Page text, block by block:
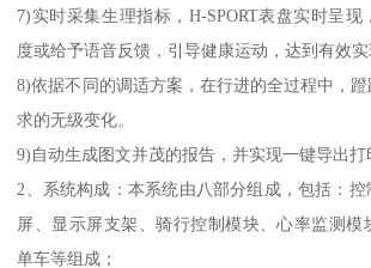
7)实时采集生理指标，H-SPORT表盘实时呈
度或给予语音反馈，引导健康运动，达到有效实
8)依据不同的调适方案，在行进的全过程中，
求的无级变化。
9)自动生成图文并茂的报告，并实现一键导出打
2、系统构成：本系统由八部分组成，包括：
屏、显示屏支架、骑行控制模块、心率监测模
单车等组成；